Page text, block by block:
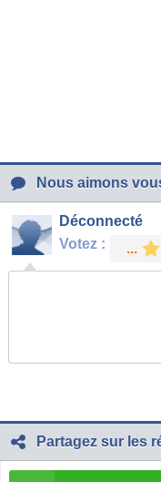
Nous aimons
Déconnecté
Votez :
Partagez sur les